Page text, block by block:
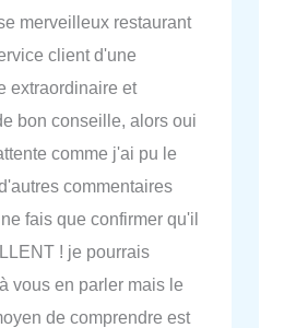
merveilleux restaurant
client d'une
extraordinaire et
bon conseille, alors oui
comme j'ai pu le
commentaires
fais que confirmer qu'il
! je pourrais
vous en parler mais le
de comprendre est